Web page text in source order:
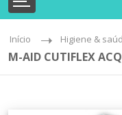
Início Higiene &
M-AID CUTIFLEX